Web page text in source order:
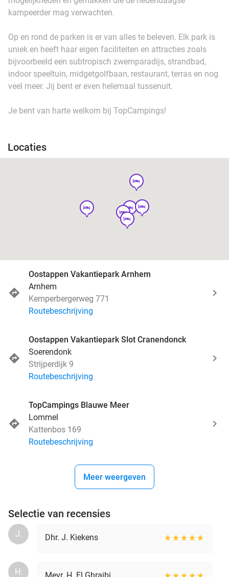
kampeerder mag verwachten.
Op en rond de parken is er van alles te beleven. Elk park is
uniek en heeft haar eigen faciliteiten en attracties zoals
bijvoorbeeld een subtropisch zwemparadijs, strandbad,
indoor speeltuin, midgetgolfbaan, restaurant, terras en nog
veel meer. Jij bent er even helemaal tussenuit.
Je bent van harte welkom bij TopCampings!
Locaties
hotel
hotel
hotel
hotel
hotel
hotel
Oostappen Vakantiepark Arnhem
Arnhem
Kemperbergerweg 771
Routebeschrijving
Oostappen Vakantiepark Slot Cranendonck
Soerendonk
Strijperdijk 9
Routebeschrijving
TopCampings Blauwe Meer
Lommel
Kattenbos 169
Routebeschrijving
Meer weergeven
Selectie van recensies
J. Dhr. J. Kiekens
H.